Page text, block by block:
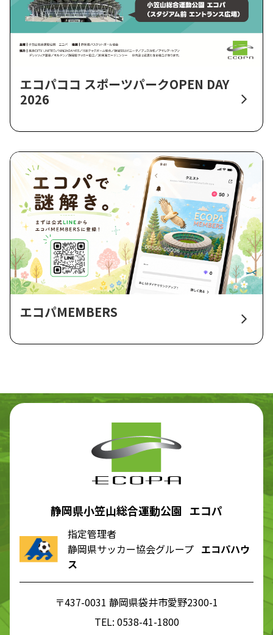
エコパココ スポーツパークOPEN DAY
2026
エコパMEMBERS
静岡県小笠山総合運動公園 エコパ
指定管理者
静岡県サッカー協会グループ エコパハウ
ス
〒437-0031 静岡県袋井市愛野2300-1
TEL: 0538-41-1800